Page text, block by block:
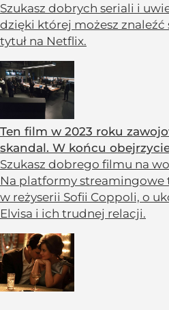
Szukasz dobrych seriali i
dzięki której możesz
tytuł na Netflix.
Ten film w 2023 roku
skandal. W końcu
Szukasz dobrego filmu na
Na platformy streamingowe
w reżyserii Sofii Coppoli, o
Elvisa i ich trudnej relacji.